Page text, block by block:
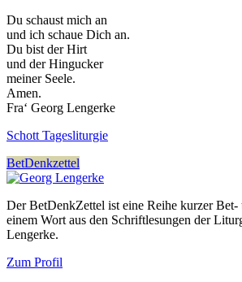
Du schaust mich an
und ich schaue Dich an.
Du bist der Hirt
und der Hingucker
meiner Seele.
Amen.
Fra‘ Georg Lengerke
Schott Tagesliturgie
BetDenkzettel
Der BetDenkZettel ist eine Reihe kurzer
einem Wort aus den Schriftlesungen der
Lengerke.
Zum Profil